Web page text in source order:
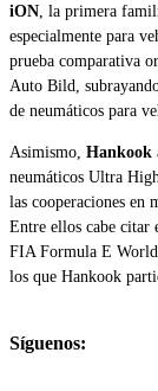
iON, la primera
especialmente para
prueba comparativa
Auto Bild,
de neumáticos para
Asimismo, Hankook
neumáticos Ultra
las cooperaciones en
Entre ellos cabe
FIA Formula E
los que Hankook
Síguenos: